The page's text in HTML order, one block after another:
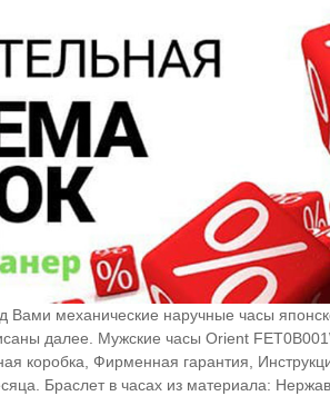
механические наручные часы
далее. Мужские часы Orient
коробка, Фирменная гарантия,
Браслет в часах из материала: